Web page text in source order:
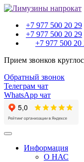
+7 977 500 20 29
+7 977 500 20 29
+7 977 500 20
Прием звонков
Обратный звонок
Телеграм чат
WhatsApp чат
Toggle
navigationИнформация
О НАС